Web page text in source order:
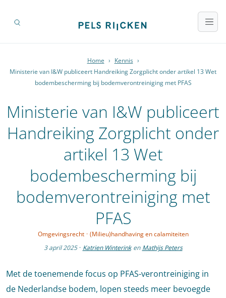
Home › Kennis ›
Ministerie van I&W publiceert Handreiking Zorgplicht onder artikel 13 Wet
bodembescherming bij bodemverontreiniging met PFAS
Ministerie van I&W publiceert
Handreiking Zorgplicht onder
artikel 13 Wet
bodembescherming bij
bodemverontreiniging met
PFAS
Omgevingsrecht · (Milieu)handhaving en calamiteiten
3 april 2025 · Katrien Winterink en Mathijs Peters
Met de toenemende focus op PFAS-verontreiniging in
de Nederlandse bodem, lopen steeds meer bevoegde